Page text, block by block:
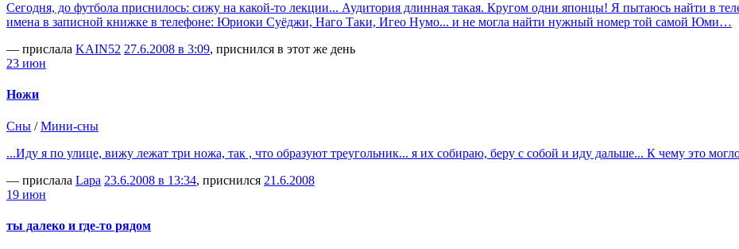
Сегодня, до футбола приснилось: сижу на какой-то лекции... Аудитория длинная такая. Кругом одни японцы! Я пытаюсь найти в
имена в записной книжке в телефоне: Юриоки Суёджи, Наго Таки, Игео Нумо... и не могла найти нужный номер той самой Юми…
— прислала KAIN52 27.6.2008 в 3:09, приснился в этот же день
23 июн
Ножи
Сны /Мини-сны
...Иду я по улице, вижу лежат три ножа, так , что образуют треугольник... я их собираю, беру с собой и иду дальше... К чему это
— прислала Lapa 23.6.2008 в 13:34, приснился 21.6.2008
19 июн
ты далеко и где-то рядом